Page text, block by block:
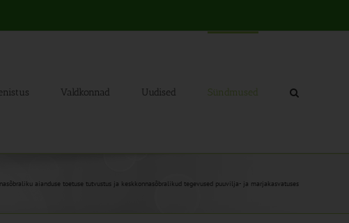
Valdkonnad Uudised Sündmused
aianduse toetuse tutvustus ja keskkonnasõbralikud tegevused puuvilja- ja marjakasvatuses